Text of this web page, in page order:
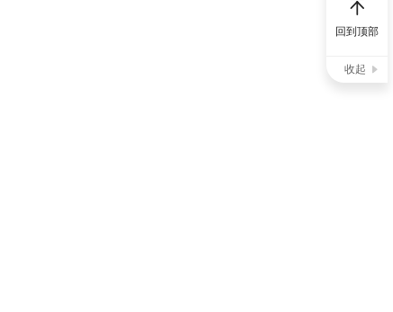
回到顶部
收起